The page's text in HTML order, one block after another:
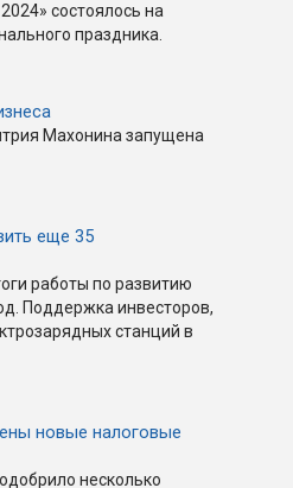
состоялось на
праздника.
Махонина запущена
еще 35
работы по развитию
Поддержка инвесторов,
станций в
новые налоговые
несколько